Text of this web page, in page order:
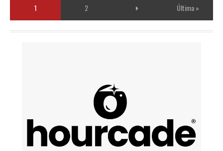
1 2 Última »